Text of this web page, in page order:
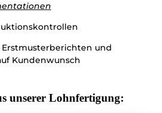
und
Kundenwunsch
unserer Lohnfertigung: